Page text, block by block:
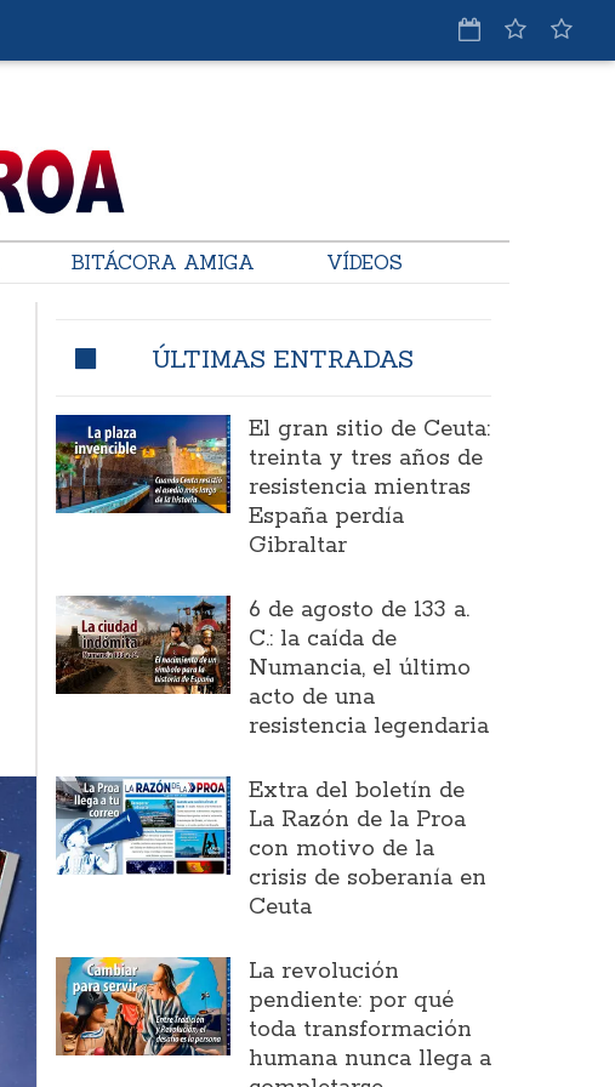
BITÁCORA AMIGA VÍDEOS
ÚLTIMAS ENTRADAS
El gran sitio de Ceuta:
treinta y tres años de
resistencia mientras
España perdía
Gibraltar
6 de agosto de 133 a.
C.: la caída de
Numancia, el último
acto de una
resistencia legendaria
Extra del boletín de
La Razón de la Proa
con motivo de la
crisis de soberanía en
Ceuta
La revolución
pendiente: por qué
toda transformación
humana nunca llega a